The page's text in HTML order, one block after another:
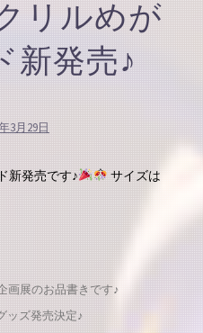
リルめが
新発売♪
3月29日
新発売です♪
サイズは
画展のお品書きです♪
ッズ発売決定♪